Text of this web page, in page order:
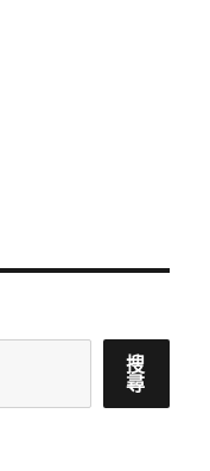
搜
尋